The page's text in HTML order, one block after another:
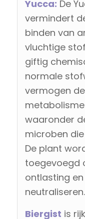
Yucca: De
vermindert
binden van
vluchtige
giftig
normale
vermogen
waaronder
microben
De plant
toegevoegd
ontlasting
neutraliseren.
Biergist is